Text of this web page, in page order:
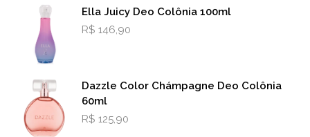
Ella Juicy Deo Colônia 100ml
R$ 146,90
Dazzle Color Chámpagne Deo Colônia
60ml
R$ 125,90